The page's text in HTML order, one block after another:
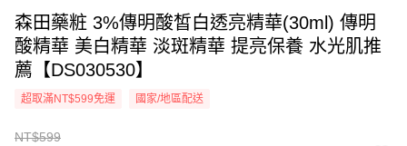
森田藥粧 3%傳明酸皙白透亮精華(30ml) 傳明
酸精華 美白精華 淡斑精華 提亮保養 水光肌推
薦【DS030530】
超取滿NT$599免運 國家/地區配送
NT$599